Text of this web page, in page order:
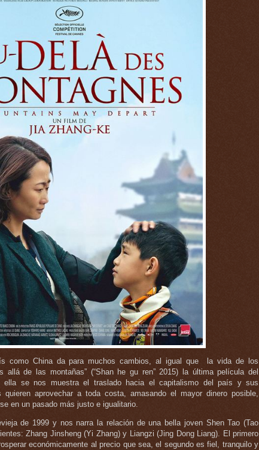
como China da para muchos cambios, al igual que la vida de los
allá de las montañas” (“Shan he gu ren” 2015) la última película del
ella se nos muestra el traslado hacia el capitalismo del país y sus
quieren aprovechar a toda costa, amasando el mayor dinero posible,
en un pasado más justo e igualitario.
de 1999 y nos narra la relación de una bella joven Shen Tao (Tao
Zhang Jinsheng (Yi Zhang) y Liangzi (Jing Dong Liang). El primero
económicamente al precio que sea, el segundo es fiel, tranquilo y